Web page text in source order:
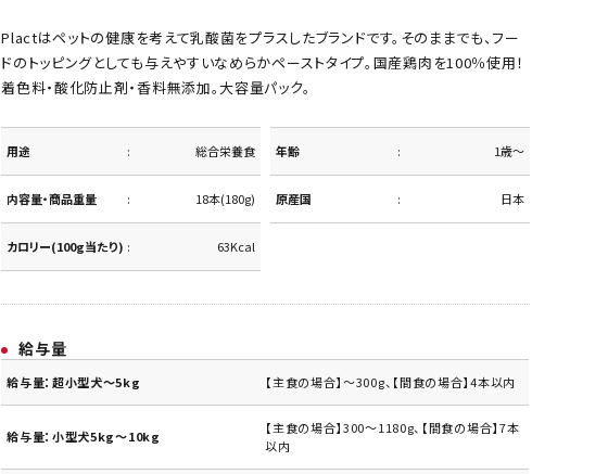
Plactはペットの健康を考えて乳酸菌をプラスしたブランドです。そのままでも、フー
ドのトッピングとしても与えやすいなめらかペーストタイプ。国産鶏肉を100％使用！
着色料・酸化防止剤・香料無添加。大容量パック。
用途 総合栄養食 年齢 1歳～
内容量・商品重量 18本(180g) 原産国 日本
カロリー(100g当たり) 63Kcal
給与量
給与量：超小型犬～5kg 【主食の場合】～300g、【間食の場合】4本以内
給与量：小型犬5kg～10kg
【主食の場合】300～1180g、【間食の場合】7本
以内